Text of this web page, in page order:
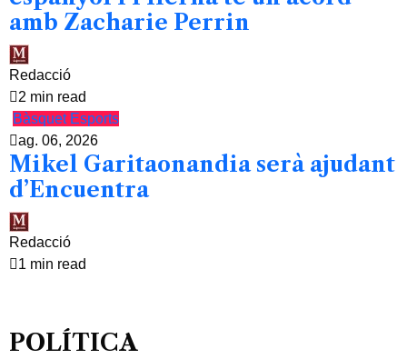
amb Zacharie Perrin
Redacció
2 min read
Bàsquet Esports
ag. 06, 2026
Mikel Garitaonandia serà ajudant
d’Encuentra
Redacció
1 min read
POLÍTICA